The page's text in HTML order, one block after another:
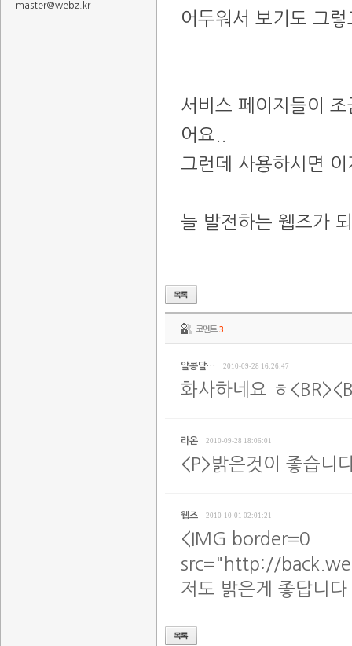
master@webz.kr
어두워서 보기도 그
서비스 페이지들이
어요..
그런데 사용하시면
늘 발전하는 웹즈가
코멘트3
알콩달… 2010-09-28 16:26:47
화사하네요 ㅎ
라온 2010-09-28 18:06:01
<P>밝은것이 좋습니
웹즈 2010-10-01 02:01:21
<IMG border=0
src="http://
저도 밝은게 좋답니다